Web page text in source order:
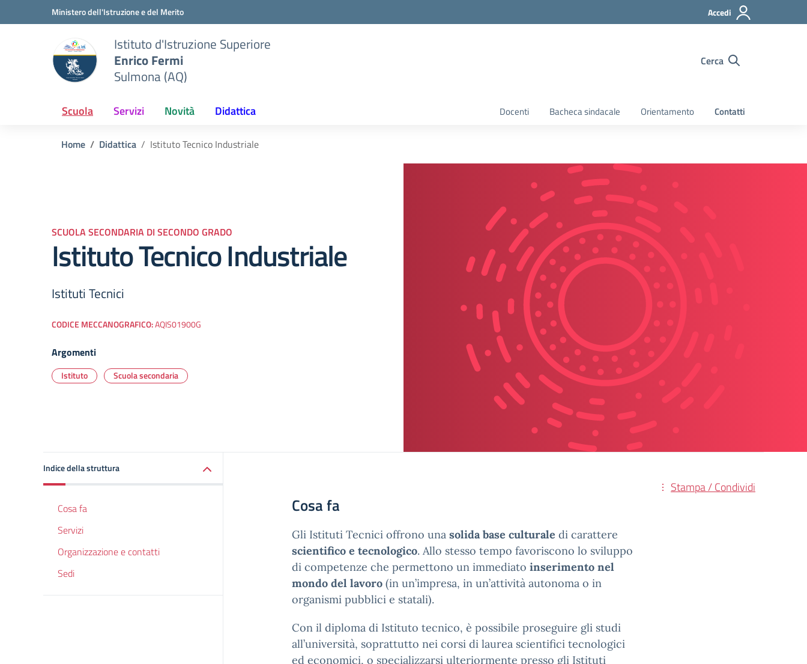
Vai ai contenuti
Vai al menu di navigazioneMinistero dell'Istruzione e del Merito Accedi
Istituto d'Istruzione Superiore
Enrico Fermi
Sulmona (AQ)
Cerca
Scuola Servizi Novità Didattica Docenti Bacheca sindacale Orientamento Contatti
Home Didattica Istituto Tecnico Industriale
SCUOLA SECONDARIA DI SECONDO GRADO
Istituto Tecnico Industriale
Istituti Tecnici
CODICE MECCANOGRAFICO:AQIS01900G
Argomenti
Istituto Scuola secondaria
Indice della struttura
Cosa fa
Servizi
Organizzazione e contatti
Sedi
Stampa / Condividi
Cosa fa
Gli Istituti Tecnici offrono una solida base culturale di carattere
scientifico e tecnologico. Allo stesso tempo favoriscono lo sviluppo
di competenze che permettono un immediato inserimento nel
mondo del lavoro (in un’impresa, in un’attività autonoma o in
organismi pubblici e statali).
Con il diploma di Istituto tecnico, è possibile proseguire gli studi
all’università, soprattutto nei corsi di laurea scientifici tecnologici
ed economici, o specializzarsi ulteriormente presso gli Istituti